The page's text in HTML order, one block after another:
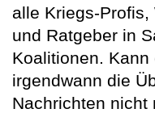
alle Kriegs-
und Ratgeber in
Koalitionen.
irgendwann die
Nachrichten nicht